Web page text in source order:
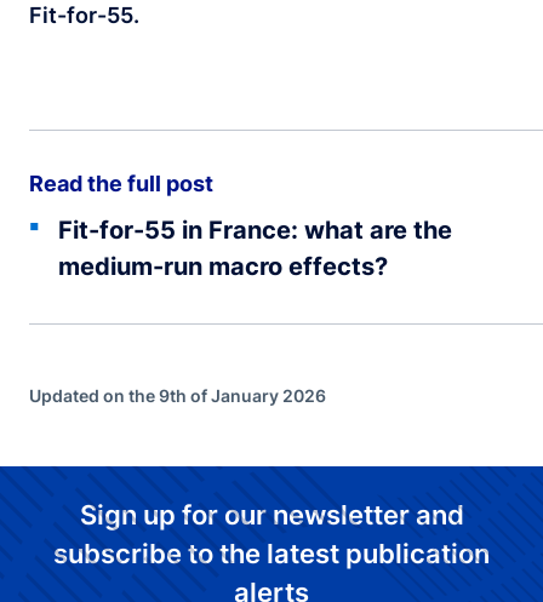
Fit-for-55.
Read the full post
Fit-for-55 in France: what are the
medium-run macro effects?
Updated on the 9th of January 2026
Sign up for our newsletter and
subscribe to the latest publication
alerts